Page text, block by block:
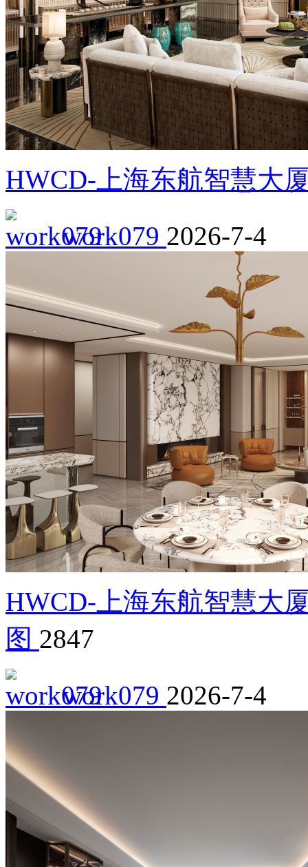
HWCD-上海东航智慧大
work079 2026-7-4
HWCD-上海东航智慧大
图 2847
work079 2026-7-4